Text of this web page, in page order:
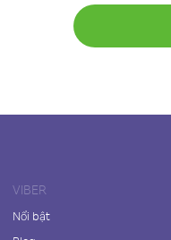
VIBER
Nổi bật